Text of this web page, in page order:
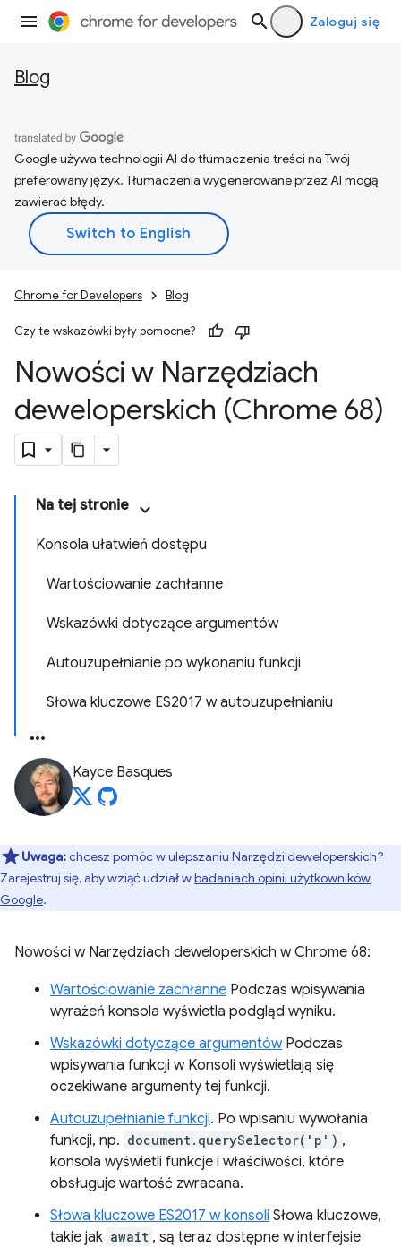
Zaloguj się
Blog
Google używa technologii AI do tłumaczenia treści na Twój
preferowany język. Tłumaczenia wygenerowane przez AI mogą
zawierać błędy.
Chrome for Developers Blog
Czy te wskazówki były pomocne?
Nowości w Narzędziach
deweloperskich (Chrome 68)
Na tej stronie
Konsola ułatwień dostępu
Wartościowanie zachłanne
Wskazówki dotyczące argumentów
Autouzupełnianie po wykonaniu funkcji
Słowa kluczowe ES2017 w autouzupełnianiu
Kayce Basques
Uwaga:chcesz pomóc w ulepszaniu Narzędzi deweloperskich?
Zarejestruj się, aby wziąć udział wbadaniach opinii użytkowników
Google.
Nowości w Narzędziach deweloperskich w Chrome 68:
Wartościowanie zachłanne Podczas wpisywania
wyrażeń konsola wyświetla podgląd wyniku.
Wskazówki dotyczące argumentówPodczas
wpisywania funkcji w Konsoli wyświetlają się
oczekiwane argumenty tej funkcji.
Autouzupełnianie funkcji. Po wpisaniu wywołania
funkcji, np. document.querySelector('p') ,
konsola wyświetli funkcje i właściwości, które
obsługuje wartość zwracana.
Słowa kluczowe ES2017 w konsoli Słowa kluczowe,
takie jak await , są teraz dostępne w interfejsie